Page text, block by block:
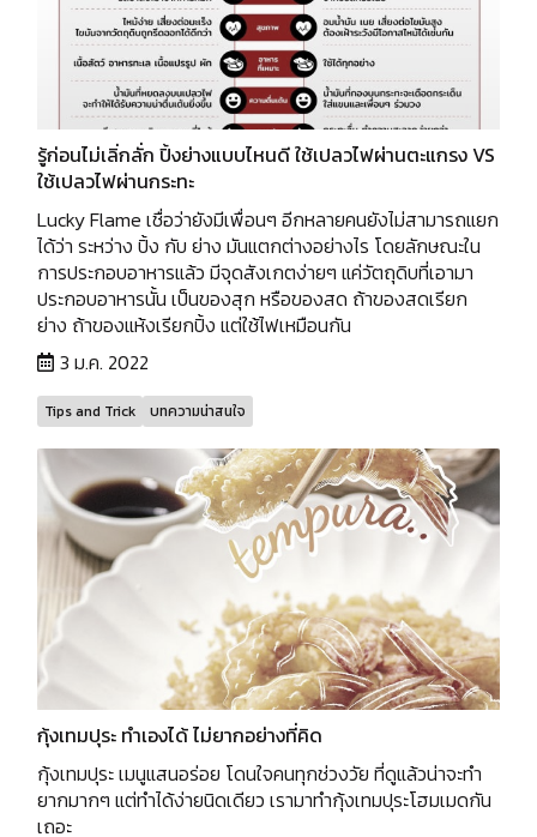
รู้ก่อนไม่เลิ่กลั่ก ปิ้งย่างแบบไหนดี ใช้เปลวไฟผ่านตะแกรง VS
ใช้เปลวไฟผ่านกระทะ
Lucky Flame เชื่อว่ายังมีเพื่อนๆ อีกหลายคนยังไม่สามารถแยก
ได้ว่า ระหว่าง ปิ้ง กับ ย่าง มันแตกต่างอย่างไร โดยลักษณะใน
การประกอบอาหารแล้ว มีจุดสังเกตง่ายๆ แค่วัตถุดิบที่เอามา
ประกอบอาหารนั้น เป็นของสุก หรือของสด ถ้าของสดเรียก
ย่าง ถ้าของแห้งเรียกปิ้ง แต่ใช้ไฟเหมือนกัน
3 ม.ค. 2022
Tips and Trick บทความน่าสนใจ
กุ้งเทมปุระ ทำเองได้ ไม่ยากอย่างที่คิด
กุ้งเทมปุระ เมนูแสนอร่อย โดนใจคนทุกช่วงวัย ที่ดูแล้วน่าจะทำ
ยากมากๆ แต่ทำได้ง่ายนิดเดียว เรามาทำกุ้งเทมปุระโฮมเมดกัน
เถอะ